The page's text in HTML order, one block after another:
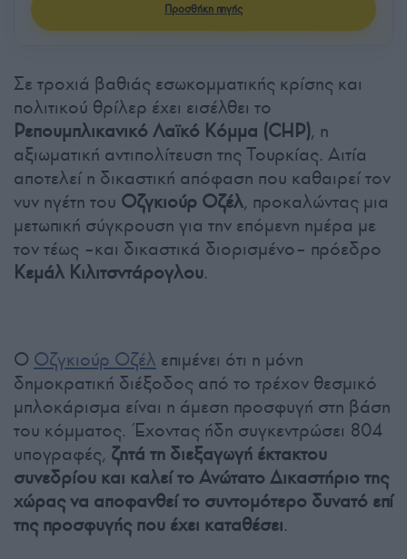
Προσθήκη πηγής
Σε τροχιά βαθιάς εσωκομματικής κρίσης και
πολιτικού θρίλερ έχει εισέλθει το
Ρεπουμπλικανικό Λαϊκό Κόμμα (CHP), η
αξιωματική αντιπολίτευση της Τουρκίας. Αιτία
αποτελεί η δικαστική απόφαση που καθαιρεί τον
νυν ηγέτη του Οζγκιούρ Οζέλ, προκαλώντας μια
μετωπική σύγκρουση για την επόμενη ημέρα με
τον τέως –και δικαστικά διορισμένο– πρόεδρο
Κεμάλ Κιλιτσντάρογλου.
Ο Οζγκιούρ Οζέλ επιμένει ότι η μόνη
δημοκρατική διέξοδος από το τρέχον θεσμικό
μπλοκάρισμα είναι η άμεση προσφυγή στη βάση
του κόμματος. Έχοντας ήδη συγκεντρώσει 804
υπογραφές, ζητά τη διεξαγωγή έκτακτου
συνεδρίου και καλεί το Ανώτατο Δικαστήριο της
χώρας να αποφανθεί το συντομότερο δυνατό επί
της προσφυγής που έχει καταθέσει.